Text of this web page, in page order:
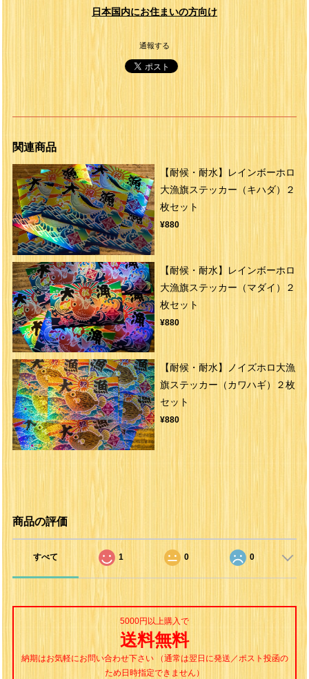
日本国内にお住まいの方向け
通報する
関連商品
【耐候・耐水】レインボーホロ
大漁旗ステッカー（キハダ）２
枚セット
¥880
【耐候・耐水】レインボーホロ
大漁旗ステッカー（マダイ）２
枚セット
¥880
【耐候・耐水】ノイズホロ大漁
旗ステッカー（カワハギ）２枚
セット
¥880
商品の評価
すべて 1 0 0
5000円以上購入で
送料無料
納期はお気軽にお問い合わせ下さい （通常は翌日に発送／ポスト投函の
ため日時指定できません）